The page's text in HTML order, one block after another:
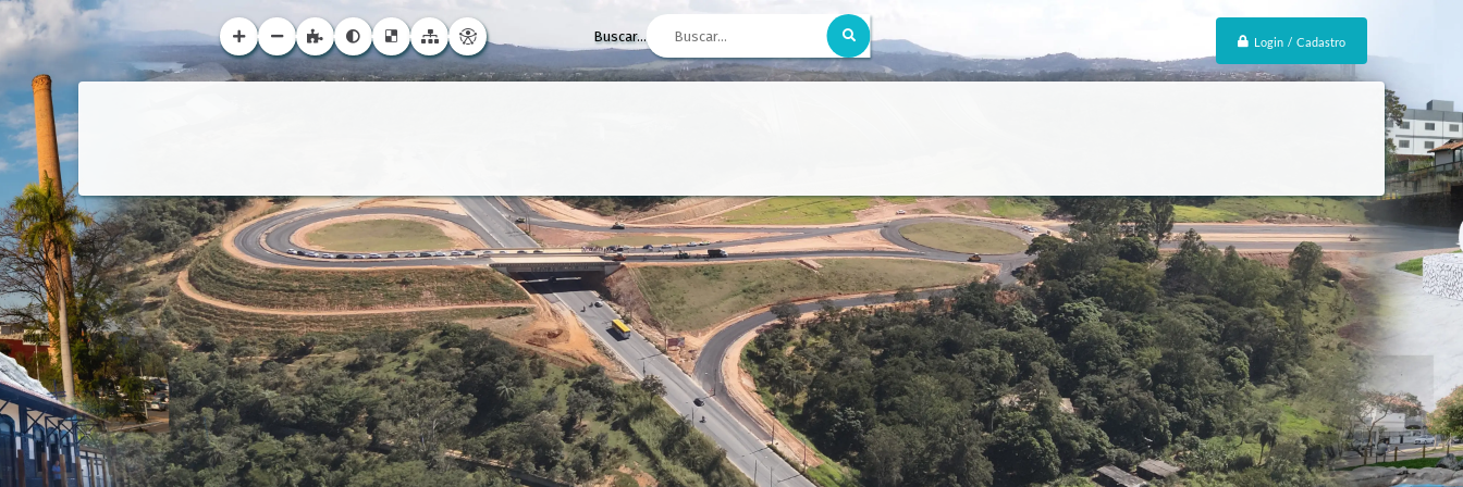
Login / Cadastro
Buscar...